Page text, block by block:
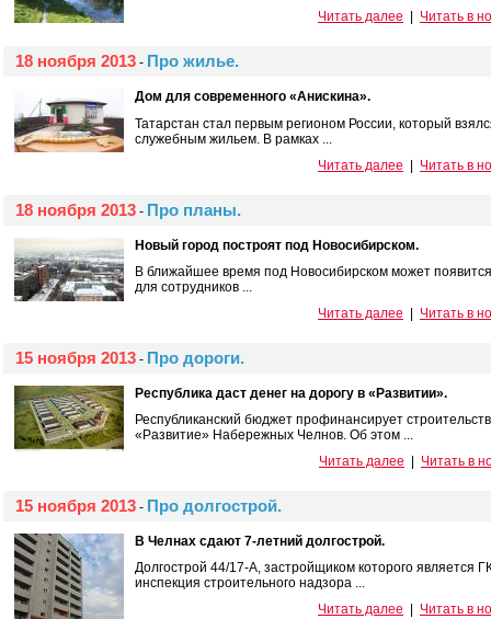
Читать далее
Читать в
18 ноября 2013 - Про жилье.
Дом для современного «Анискина».
Татарстан стал первым регионом России, который
служебным жильем. В рамках ...
Читать далее
Читать в
18 ноября 2013 - Про планы.
Новый город построят под Новосибирском.
В ближайшее время под Новосибирском может
для сотрудников ...
Читать далее
Читать в
15 ноября 2013 - Про дороги.
Республика даст денег на дорогу в «Развитии».
Республиканский бюджет профинансирует
«Развитие» Набережных Челнов. Об этом ...
Читать далее
Читать в
15 ноября 2013 - Про долгострой.
В Челнах сдают 7-летний долгострой.
Долгострой 44/17-А, застройщиком которого является
инспекция строительного надзора ...
Читать далее
Читать в